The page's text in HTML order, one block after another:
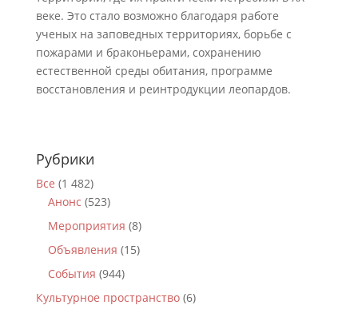
веке. Это стало возможно благодаря работе
ученых на заповедных территориях, борьбе с
пожарами и браконьерами, сохранению
естественной среды обитания, программе
восстановления и реинтродукции леопардов.
Рубрики
Все (1 482)
Анонс (523)
Мероприятия (8)
Объявления (15)
События (944)
Культурное пространство(6)